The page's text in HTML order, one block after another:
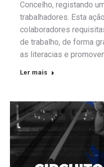
Concelho, registando
trabalhadores. Esta
colaboradores
de trabalho, de forma
as literacias e
Ler mais